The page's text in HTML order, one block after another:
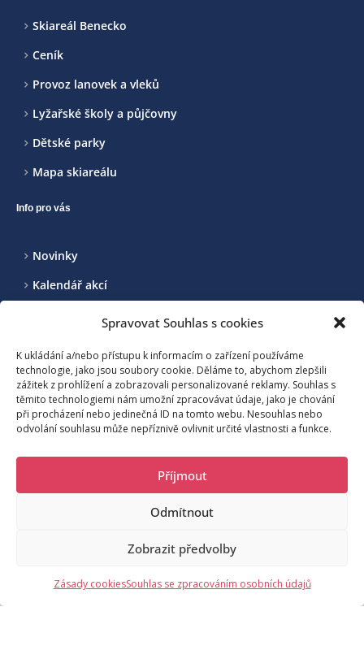
Spravovat Souhlas s cookies
K ukládání a/nebo přístupu k informacím o zařízení používáme
technologie, jako jsou soubory cookie. Děláme to, abychom zlepšili
zážitek z prohlížení a zobrazovali personalizované reklamy. Souhlas s
těmito technologiemi nám umožní zpracovávat údaje, jako je chování
při procházení nebo jedinečná ID na tomto webu. Nesouhlas nebo
odvolání souhlasu může nepříznivě ovlivnit určité vlastnosti a funkce.
Příjmout
Odmítnout
Zobrazit předvolby
Zásady cookiesSouhlas se zpracováním osobních údajů
Skiareál Benecko
Ceník
Provoz lanovek a vleků
Lyžařské školy a půjčovny
Dětské parky
Mapa skiareálu
Info pro vás
Novinky
Kalendář akcí
Kontakt
Sdružení pro rozvoj cestovního ruchu na Benecku a okolí, z.s.
Benecko 190, 512 37 Benecko
moje@benecko.info
Sdružení pro rozvoj cestovního ruchu na Benecku a okolí,